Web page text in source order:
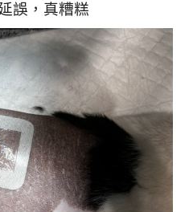
誤，真糟糕